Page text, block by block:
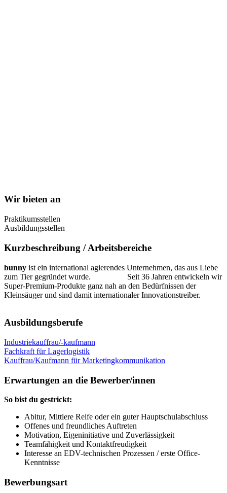
Wir bieten an
Praktikumsstellen
Ausbildungsstellen
Kurzbeschreibung / Arbeitsbereiche
bunny ist ein international agierendes Unternehmen, das aus Liebe
zum Tier gegründet wurde. Seit 36 Jahren entwickeln wir
Super-Premium-Produkte ganz nah an den Bedürfnissen der
Kleinsäuger und sind damit internationaler Innovationstreiber.
Ausbildungsberufe
Industriekauffrau/-kaufmann
Fachkraft für Lagerlogistik
Kauffrau/Kaufmann für Marketingkommunikation
Erwartungen an die Bewerber/innen
So bist du gestrickt:
Abitur, Mittlere Reife oder ein guter Hauptschulabschluss
Offenes und freundliches Auftreten
Motivation, Eigeninitiative und Zuverlässigkeit
Teamfähigkeit und Kontaktfreudigkeit
Interesse an EDV-technischen Prozessen / erste Office-
Kenntnisse
Bewerbungsart